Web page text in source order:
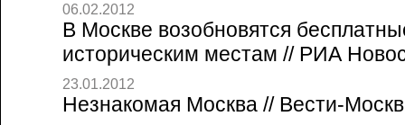
06.02.2012
В Москве возобновятся
историческим местам // РИА
23.01.2012
Незнакомая Москва // Вести-